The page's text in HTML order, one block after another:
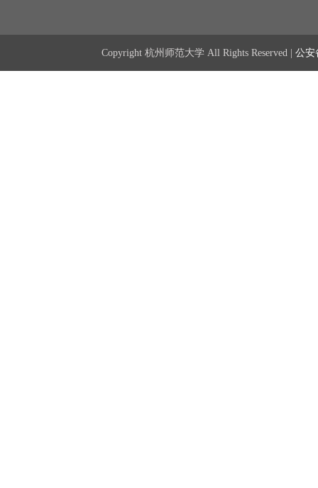
Copyright 杭州师范大学 All Rights Reserved | 公安